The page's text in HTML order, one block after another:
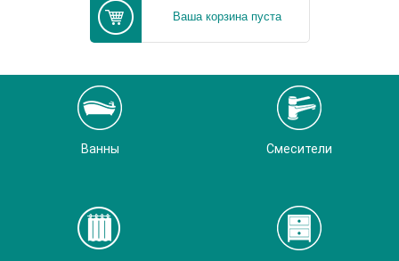
Ваша корзина пуста
Ванны Смесители